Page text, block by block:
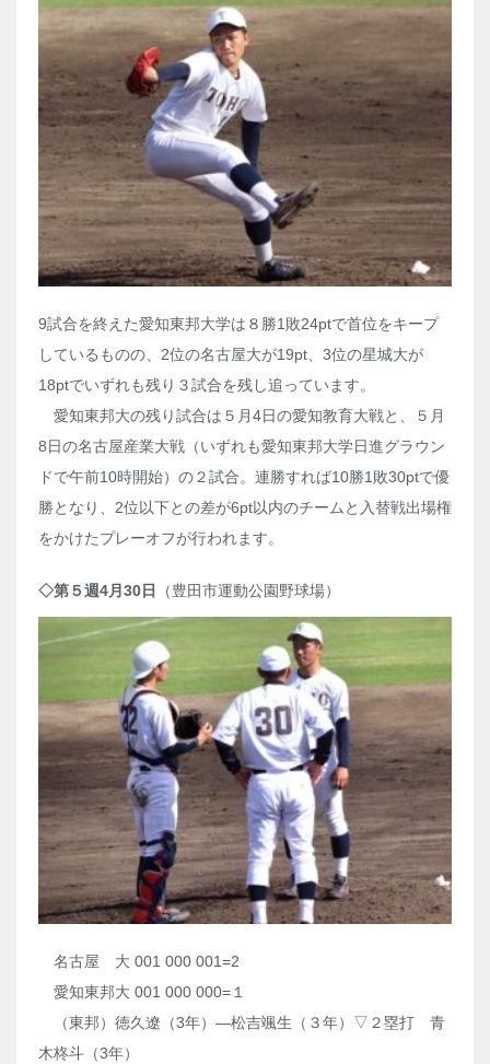
9試合を終えた愛知東邦大学は８勝1敗24ptで首位をキープ
しているものの、2位の名古屋大が19pt、3位の星城大が
18ptでいずれも残り３試合を残し追っています。
愛知東邦大の残り試合は５月4日の愛知教育大戦と、５月
8日の名古屋産業大戦（いずれも愛知東邦大学日進グラウン
ドで午前10時開始）の２試合。連勝すれば10勝1敗30ptで優
勝となり、 2位以下との差が6pt以内のチームと入替戦出場権
をかけたプレーオフが行われます。
◇第５週4月30日 （豊田市運動公園野球場）
名古屋 大 001 000 001=2
愛知東邦大 001 000 000=１
（東邦）徳久遼（3年）―松吉颯生（３年）▽２塁打 青
木柊斗（3年）